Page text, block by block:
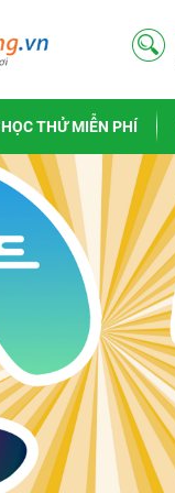
HỌC THỬ MIỄN PHÍ